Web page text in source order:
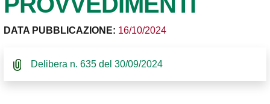
DATA PUBBLICAZIONE: 16/10/2024
Delibera n. 635 del 30/09/2024